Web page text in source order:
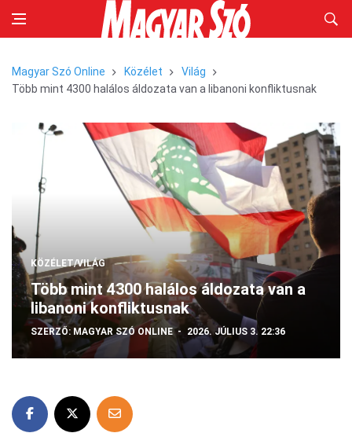
Magyar Szó Online Közélet
Világ
Több mint 4300 halálos áldozata van a libanoni konfliktusnak
KÖZÉLET/VILÁG
Több mint 4300 halálos áldozata van a
libanoni konfliktusnak
SZERZŐ: MAGYAR SZÓ ONLINE 2026. JÚLIUS 3. 22:36